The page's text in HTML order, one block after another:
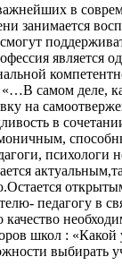
в
занимается
самом деле,
на
в
психологи
педагогу в
качество
школ :
выбирать